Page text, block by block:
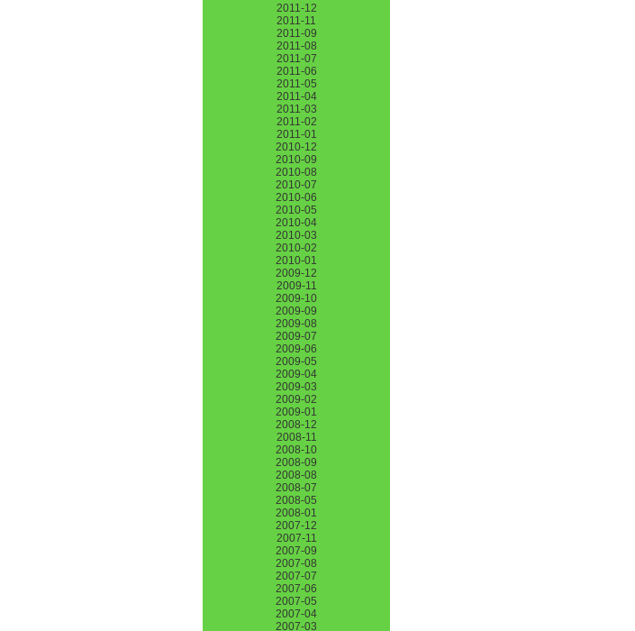
2011-12
2011-11
2011-09
2011-08
2011-07
2011-06
2011-05
2011-04
2011-03
2011-02
2011-01
2010-12
2010-09
2010-08
2010-07
2010-06
2010-05
2010-04
2010-03
2010-02
2010-01
2009-12
2009-11
2009-10
2009-09
2009-08
2009-07
2009-06
2009-05
2009-04
2009-03
2009-02
2009-01
2008-12
2008-11
2008-10
2008-09
2008-08
2008-07
2008-05
2008-01
2007-12
2007-11
2007-09
2007-08
2007-07
2007-06
2007-05
2007-04
2007-03